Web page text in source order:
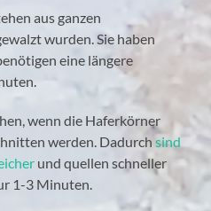
aus ganzen
wurden. Sie haben
eine längere
wenn die Haferkörner
werden. Dadurchsind
und quellen schneller
1-3 Minuten.